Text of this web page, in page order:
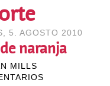
5. AGOSTO 2010
naranja
MILLS